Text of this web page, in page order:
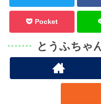
Pocket
とうふちゃ